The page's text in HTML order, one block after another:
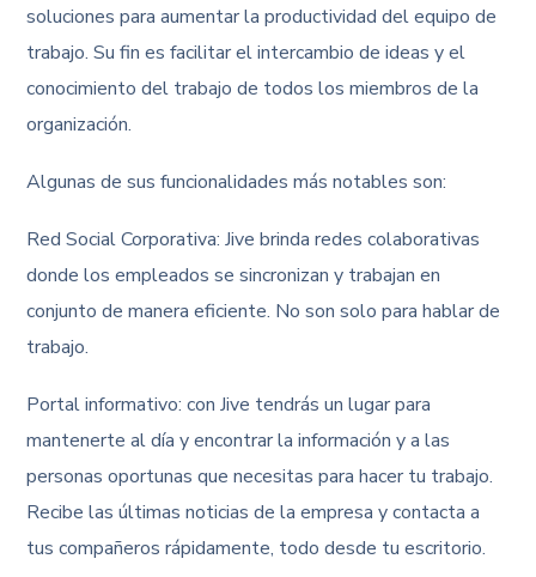
soluciones para aumentar la productividad del equipo de
trabajo. Su fin es facilitar el intercambio de ideas y el
conocimiento del trabajo de todos los miembros de la
organización.
Algunas de sus funcionalidades más notables son:
Red Social Corporativa: Jive brinda redes colaborativas
donde los empleados se sincronizan y trabajan en
conjunto de manera eficiente. No son solo para hablar de
trabajo.
Portal informativo: con Jive tendrás un lugar para
mantenerte al día y encontrar la información y a las
personas oportunas que necesitas para hacer tu trabajo.
Recibe las últimas noticias de la empresa y contacta a
tus compañeros rápidamente, todo desde tu escritorio.